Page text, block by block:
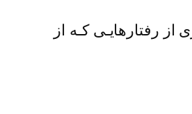
از رفتارهایـی کـه از